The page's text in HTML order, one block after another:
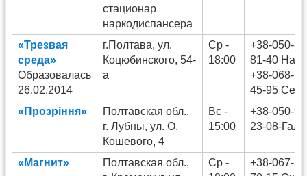
стационар
наркодиспансера
«Трезвая
среда»
Образовалась
26.02.2014
г.Полтава, ул.
Коцюбинского, 54-
а
Ср -
18:00
+38-050-
81-40
+38-068-
45-95
«Прозріння»
Полтавская обл.,
г. Лубны, ул. О.
Кошевого, 4
Вс -
15:00
+38-050-
23-08-Галя
«Магнит»
Полтавская обл.,
Ср -
+38-067-